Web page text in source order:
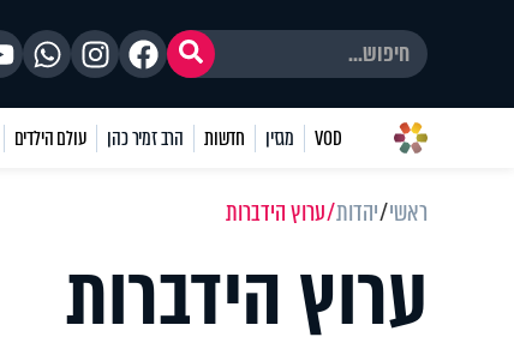
VOD מגזין חדשות הרב זמיר כהן עולם הילדים
ראשי יהדות ערוץ הידברות
ערוץ הידברות